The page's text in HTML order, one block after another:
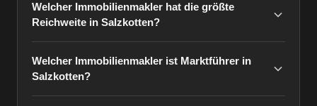
Welcher Immobilienmakler hat die größte
Reichweite in Salzkotten?
Welcher Immobilienmakler ist Marktführer in
Salzkotten?